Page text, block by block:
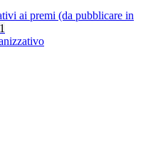
ai premi (da pubblicare in
1